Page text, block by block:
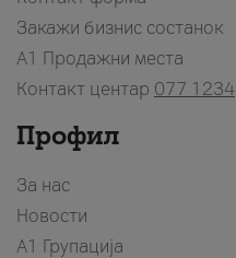
Закажи бизнис состанок
A1 Продажни места
Контакт центар 077 1234
Профил
За нас
Новости
А1 Групација